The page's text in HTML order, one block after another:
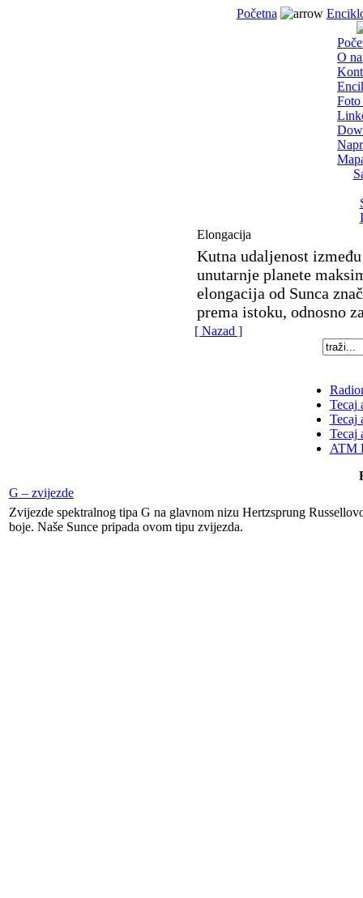
Početna
O
Foto
Elongacija
Kutna udaljenost
unutarnje planete
elongacija od Sunca
prema istoku, odnosno
[ Nazad ]
Tecaj
Tecaj
Tecaj
ATM
G – zvijezde
Zvijezde spektralnog tipa G na glavnom nizu Hertzsprung
boje. Naše Sunce pripada ovom tipu zvijezda.